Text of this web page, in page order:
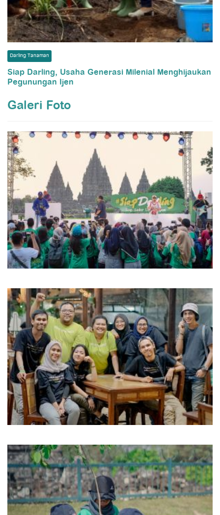
Darling Tanaman
Siap Darling, Usaha Generasi Milenial Menghijaukan
Pegunungan Ijen
Galeri Foto